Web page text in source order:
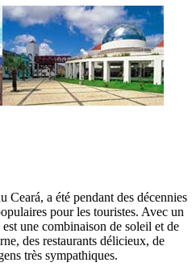
Ceará, a été pendant des décennies
pour les touristes. Avec un
une combinaison de soleil et de
des restaurants délicieux, de
très sympathiques.